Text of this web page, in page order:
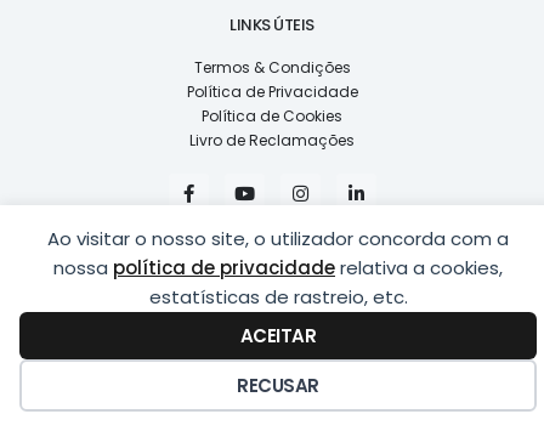
Ao visitar o nosso site, o utilizador concorda com a
nossa política de privacidaderelativa a cookies,
estatísticas de rastreio, etc.
ACEITAR
RECUSAR
LINKS ÚTEIS
Termos & Condições
Política de Privacidade
Política de Cookies
Livro de Reclamações
F
a
e
o
o
k
Y
o
t
u
b
e
I
n
t
g
r
a
m
i
k
d
i
n
n
DESENVOLVIDO POR